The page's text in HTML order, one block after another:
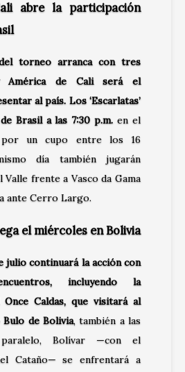
abre la participación
torneo arranca con tres
América de Cali será el
al país. Los ‘Escarlatas’
Brasil a las 7:30 p.m. en el
un cupo entre los 16
día también jugarán
frente a Vasco da Gama
ante Cerro Largo.
el miércoles en Bolivia
julio continuará la acción con
incluyendo la
Caldas, que visitará al
de Bolivia, también a las
Bolívar —con el
Cataño— se enfrentará a